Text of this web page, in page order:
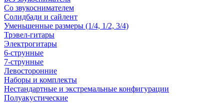
Со звукоснимателем
Солидбади и сайлент
Уменьшенные размеры (1/4, 1/2, 3/4)
Трэвел-гитары
Электрогитары
6-струнные
7-струнные
Левосторонние
Наборы и комплекты
Нестандартные и экстремальные конфигурации
Полуакустические